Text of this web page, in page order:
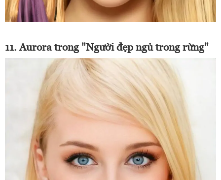
11. Aurora trong "Người đẹp ngủ trong rừng"